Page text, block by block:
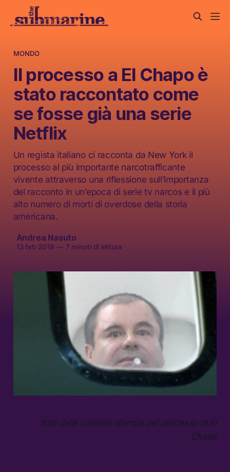
MONDO
Il processo a El Chapo è
stato raccontato come
se fosse già una serie
Netflix
Un regista italiano ci racconta da New York il
processo al più importante narcotrafficante
vivente attraverso una riflessione sull’importanza
del racconto in un’epoca di serie tv narcos e il più
alto numero di morti di overdose della storia
americana.
Andrea Nasuto
13 feb 2019 — 7 minuti di lettura
foto dalla cartella stampa del processo di El
Chapo